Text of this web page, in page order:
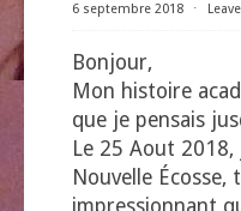
6 septembre 2018 ⋅
Bonjour,
Mon histoire
que je pensais
Le 25 Aout
Nouvelle
impressionnant